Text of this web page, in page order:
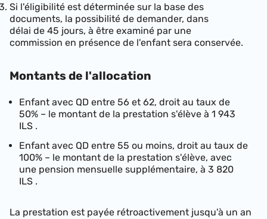
Si l'éligibilité est déterminée sur la base des
documents, la possibilité de demander, dans
délai de 45 jours, à être examiné par une
commission en présence de l'enfant sera conservée.
Montants de l'allocation
Enfant avec QD entre 56 et 62, droit au taux de
50% – le montant de la prestation s'élève à 1 943
ILS .
Enfant avec QD entre 55 ou moins, droit au taux de
100% – le montant de la prestation s'élève, avec
une pension mensuelle supplémentaire, à 3 820
ILS .
La prestation est payée rétroactivement jusqu'à un an